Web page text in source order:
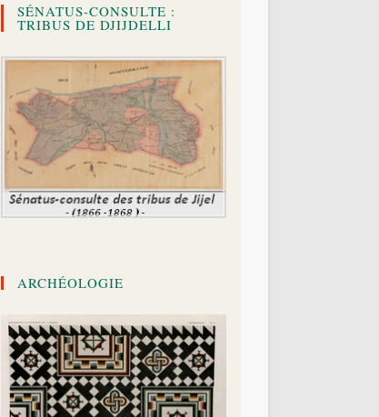
SÉNATUS-CONSULTE :
TRIBUS DE DJIJDELLI
ARCHÉOLOGIE